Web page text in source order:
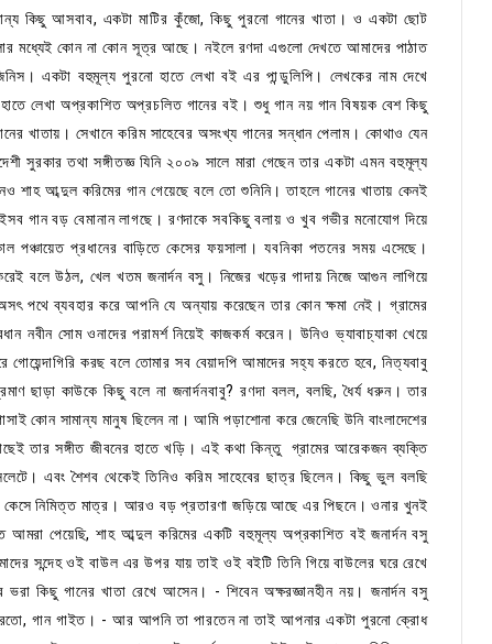
কিছু আসবাব, একটা মাটির কুঁজো, কিছু পুরনো গানের খাতা। ও একটা ছোট
মধ্যেই কোন না কোন সূত্র আছে। নইলে রণদা এগুলো দেখতে আমাদের পাঠাত
একটা বহুমূল্য পুরনো হাতে লেখা বই এর পান্ডুলিপি। লেখকের নাম দেখে
লেখা অপ্রকাশিত অপ্রচলিত গানের বই। শুধু গান নয় গান বিষয়ক বেশ কিছু
খাতায়। সেখানে করিম সাহেবের অসংখ্য গানের সন্ধান পেলাম। কোথাও যেন
সুরকার তথা সঙ্গীতজ্ঞ যিনি ২০০৯ সালে মারা গেছেন তার একটা এমন বহুমূল্য
শাহ আব্দুল করিমের গান গেয়েছে বলে তো শুনিনি। তাহলে গানের খাতায় কেনই
গান বড় বেমানান লাগছে। রণদাকে সবকিছু বলায় ও খুব গভীর মনোযোগ দিয়ে
প্রধানের বাড়িতে কেসের ফয়সালা। যবনিকা পতনের সময় এসেছে।
বলে উঠল, খেল খতম জনার্দন বসু। নিজের খড়ের গাদায় নিজে আগুন লাগিয়ে
পথে ব্যবহার করে আপনি যে অন্যায় করেছেন তার কোন ক্ষমা নেই। গ্রামের
নবীন সোম ওনাদের পরামর্শ নিয়েই কাজকর্ম করেন। উনিও ভ্যাবাচ্যাকা খেয়ে
গোয়েন্দাগিরি করছ বলে তোমার সব বেয়াদপি আমাদের সহ্য করতে হবে, নিত্যবাবু
ছাড়া কাউকে কিছু বলে না জনার্দনবাবু? রণদা বলল, বলছি, ধৈর্য ধরুন। তার
কোন সামান্য মানুষ ছিলেন না। আমি পড়াশোনা করে জেনেছি উনি বাংলাদেশের
তার সঙ্গীত জীবনের হাতে খড়ি। এই কথা কিন্তু গ্রামের আরেকজন ব্যক্তি
এবং শৈশব থেকেই তিনিও করিম সাহেবের ছাত্র ছিলেন। কিছু ভুল বলছি
কেসে নিমিত্ত মাত্র। আরও বড় প্রতারণা জড়িয়ে আছে এর পিছনে। ওনার খুনই
আমরা পেয়েছি, শাহ আব্দুল করিমের একটি বহুমূল্য অপ্রকাশিত বই জনার্দন বসু
সন্দেহ ওই বাউল এর উপর যায় তাই ওই বইটি তিনি গিয়ে বাউলের ঘরে রেখে
ভরা কিছু গানের খাতা রেখে আসেন। - শিবেন অক্ষরজ্ঞানহীন নয়। জনার্দন বসু
গান গাইত। - আর আপনি তা পারতেন না তাই আপনার একটা পুরনো ক্রোধ